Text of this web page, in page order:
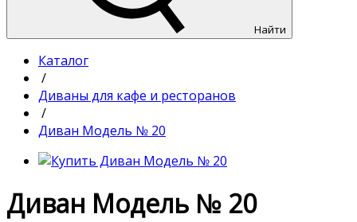
Найти
Каталог
/
Диваны для кафе и ресторанов
/
Диван Модель № 20
Диван Модель № 20